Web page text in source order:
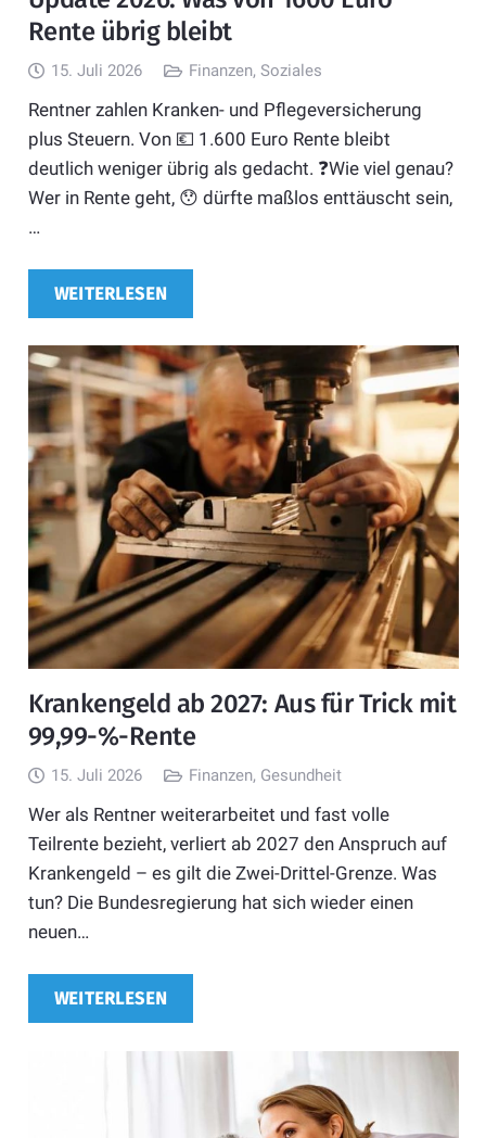
Rente übrig bleibt
15. Juli 2026 Finanzen,Soziales
Rentner zahlen Kranken- und Pflegeversicherung
plus Steuern. Von 💶 1.600 Euro Rente bleibt
deutlich weniger übrig als gedacht. ❓Wie viel genau?
Wer in Rente geht, 😯 dürfte maßlos enttäuscht sein,
…
WEITERLESEN
Krankengeld ab 2027: Aus für Trick mit
99,99-%-Rente
15. Juli 2026 Finanzen, Gesundheit
Wer als Rentner weiterarbeitet und fast volle
Teilrente bezieht, verliert ab 2027 den Anspruch auf
Krankengeld – es gilt die Zwei-Drittel-Grenze. Was
tun? Die Bundesregierung hat sich wieder einen
neuen…
WEITERLESEN